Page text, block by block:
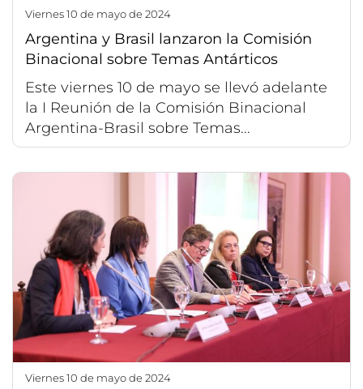
viernes 10 de mayo de 2024
Argentina y Brasil lanzaron la Comisión
Binacional sobre Temas Antárticos
Este viernes 10 de mayo se llevó adelante
la I Reunión de la Comisión Binacional
Argentina-Brasil sobre Temas...
viernes 10 de mayo de 2024